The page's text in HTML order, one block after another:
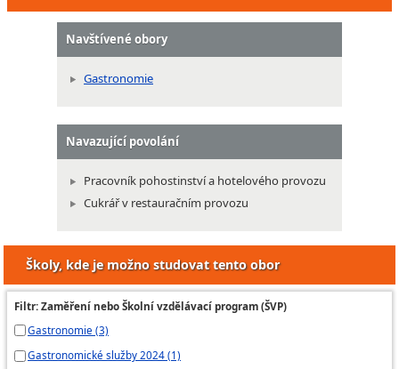
Navštívené obory
Gastronomie
Navazující povolání
Pracovník pohostinství a hotelového provozu
Cukrář v restauračním provozu
Školy, kde je možno studovat tento obor
Filtr: Zaměření nebo Školní vzdělávací program (ŠVP)
Gastronomie (3)
Gastronomické služby 2024 (1)